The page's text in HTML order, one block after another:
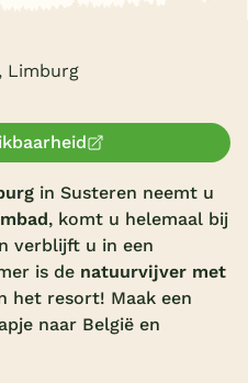
zwembad
zwembad
Limburg
in Susteren neemt u
, komt u helemaal bij
verblijft u in een
is de natuurvijver met
het resort! Maak een
naar België en